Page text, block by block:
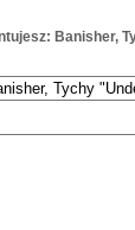
Banisher,